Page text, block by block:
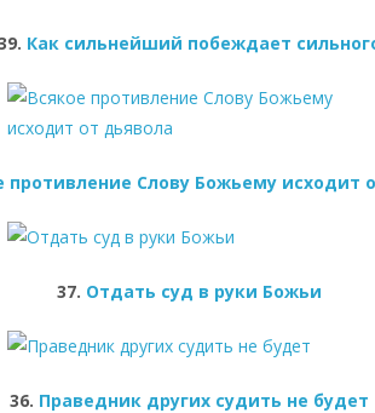
Как сильнейший побеждает
противление Слову Божьему исходит
37. Отдать суд в руки Божьи
36. Праведник других судить не будет